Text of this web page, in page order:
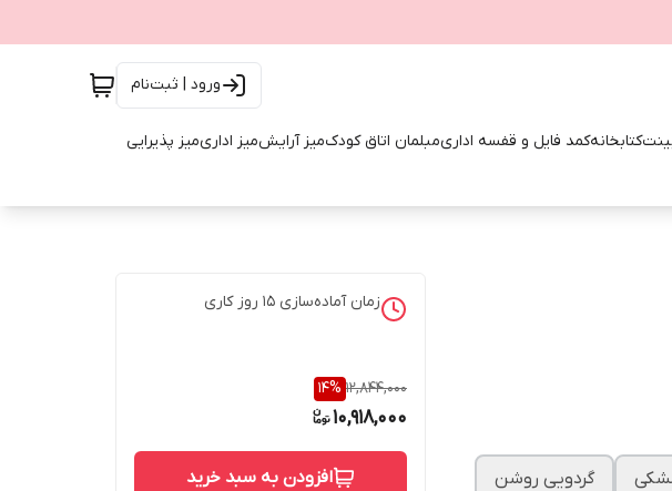
ورود | ثبت‌نام
کتابخانهکمد فایل و قفسه اداریمبلمان اتاق کودکمیز آرایشمیز اداریمیز پذیرایی
گردویی روشن
زمان آماده‌سازی 15 روز کاری
12,844,000
14%
10,918,000
افزودن به سبد خرید